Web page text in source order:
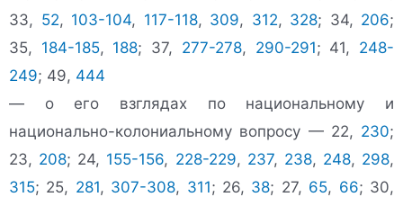
33, 52, 103-104, 117-118, 309, 312, 328; 34, 206;
35, 184-185, 188; 37, 277-278, 290-291; 41, 248-
249; 49, 444
— о его взглядах по национальному и
национально-колониальному вопросу — 22, 230;
23, 208; 24, 155-156, 228-229, 237, 238, 248, 298,
315; 25, 281, 307-308, 311; 26, 38; 27, 65, 66; 30,